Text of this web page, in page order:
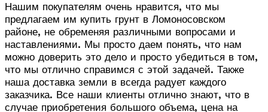
Нашим покупателям очень нравится, что мы
предлагаем им купить грунт в Ломоносовском
районе, не обременяя различными вопросами и
наставлениями. Мы просто даем понять, что нам
можно доверить это дело и просто убедиться в том,
что мы отлично справимся с этой задачей. Также
наша доставка земли в всегда радует каждого
заказчика. Все наши клиенты отлично знают, что в
случае приобретения большого объема, цена на